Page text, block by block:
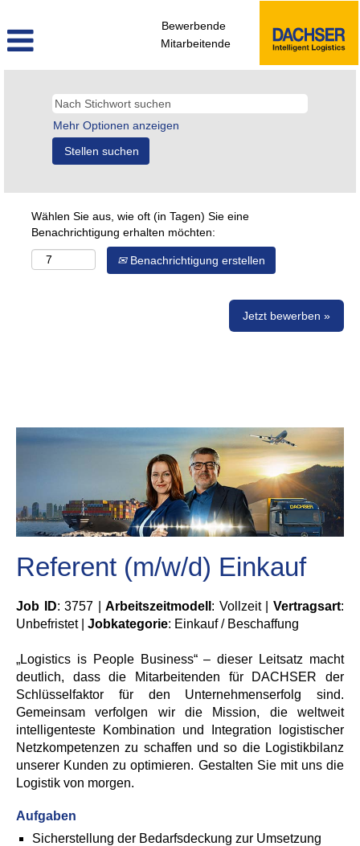
Bewerbende
Mitarbeitende
Mehr Optionen anzeigen
Wählen Sie aus, wie oft (in Tagen) Sie eine
Benachrichtigung erhalten möchten:
Benachrichtigung erstellen
Jetzt bewerben »
Referent (m/w/d) Einkauf
Job ID: 3757 |Arbeitszeitmodell : Vollzeit |Vertragsart:
Unbefristet | Jobkategorie: Einkauf / Beschaffung
„Logistics is People Business“ – dieser Leitsatz macht
deutlich, dass die Mitarbeitenden für DACHSER der
Schlüsselfaktor für den Unternehmenserfolg sind.
Gemeinsam verfolgen wir die Mission, die weltweit
intelligenteste Kombination und Integration logistischer
Netzkompetenzen zu schaffen und so die Logistikbilanz
unserer Kunden zu optimieren. Gestalten Sie mit uns die
Logistik von morgen.
Aufgaben
Sicherstellung der Bedarfsdeckung zur Umsetzung